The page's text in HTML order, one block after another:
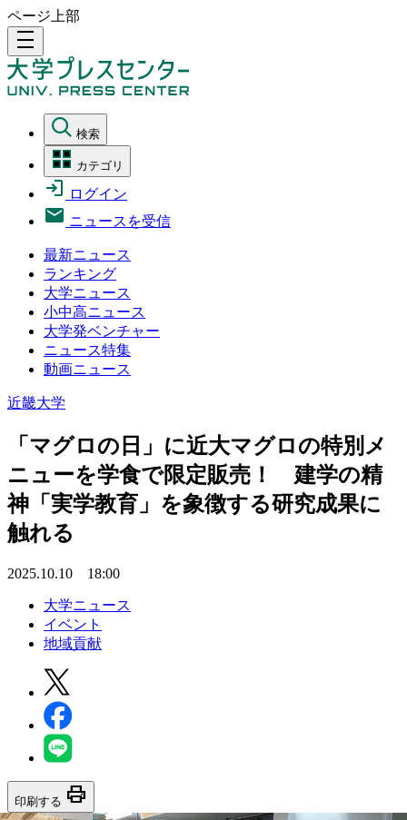
ページ上部
density_medium
検索
カテゴリ
ログイン
ニュースを受信
最新ニュース
ランキング
大学ニュース
小中高ニュース
大学発ベンチャー
ニュース特集
動画ニュース
近畿大学
「マグロの日」に近大マグロの特別メ
ニューを学食で限定販売！ 建学の精
神「実学教育」を象徴する研究成果に
触れる
2025.10.10 18:00
大学ニュース
イベント
地域貢献
印刷する print